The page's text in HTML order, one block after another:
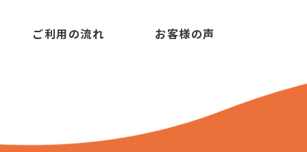
ご利用の流れ お客様の声